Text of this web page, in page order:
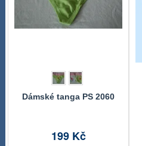
Dámské tanga PS 2060
199 Kč